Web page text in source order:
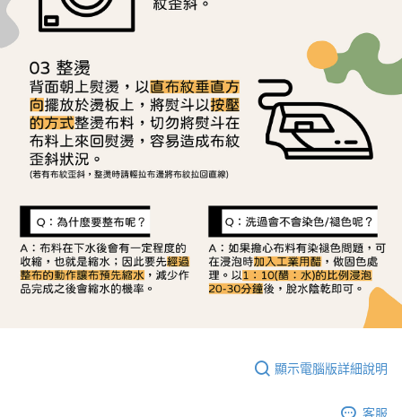
顯示電腦版詳細說明
客服